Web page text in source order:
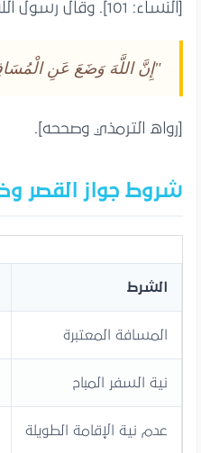
[النساء: 101]. وقال رسول الله صلى الله عليه وسلم:
"إِنَّ اللَّهَ وَضَعَ عَنِ
[رواه الترمذي وصححه].
شروط جواز القصر
الشرط
المسافة المعتبرة
نية السفر المباح
عدم نية الإقامة الطويلة